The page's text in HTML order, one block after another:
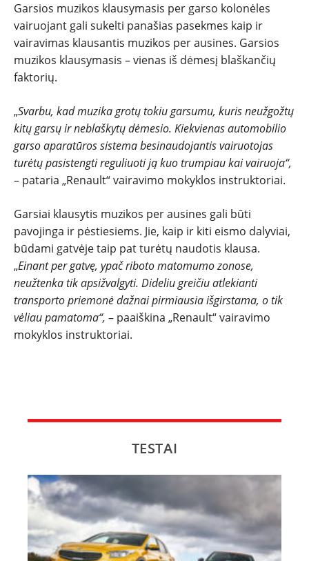
Garsios muzikos klausymasis per garso kolonėles
vairuojant gali sukelti panašias pasekmes kaip ir
vairavimas klausantis muzikos per ausines. Garsios
muzikos klausymasis – vienas iš dėmesį blaškančių
faktorių.
„Svarbu, kad muzika grotų tokiu garsumu, kuris neužgožtų
kitų garsų ir neblaškytų dėmesio. Kiekvienas automobilio
garso aparatūros sistema besinaudojantis vairuotojas
turėtų pasistengti reguliuoti ją kuo trumpiau kai vairuoja“,
– pataria „Renault“ vairavimo mokyklos instruktoriai.
Garsiai klausytis muzikos per ausines gali būti
pavojinga ir pėstiesiems. Jie, kaip ir kiti eismo dalyviai,
būdami gatvėje taip pat turėtų naudotis klausa.
„Einant per gatvę, ypač riboto matomumo zonose,
neužtenka tik apsižvalgyti. Dideliu greičiu atlekianti
transporto priemonė dažnai pirmiausia išgirstama, o tik
vėliau pamatoma“, – paaiškina „Renault“ vairavimo
mokyklos instruktoriai.
TESTAI